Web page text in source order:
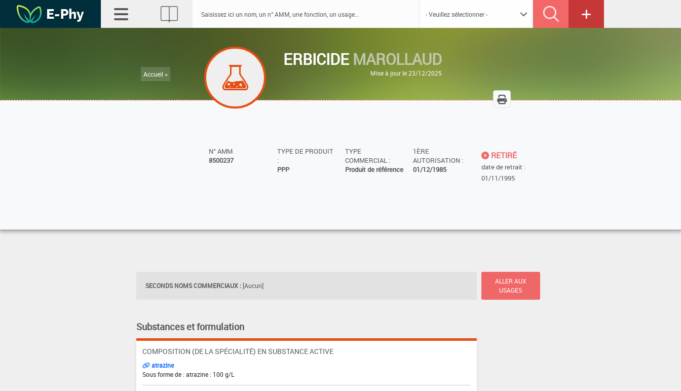
Accueil >
ERBICIDE MAROLLAUD
Mise à jour le 23/12/2025
N° AMM
8500237
TYPE DE PRODUIT
:
PPP
TYPE
COMMERCIAL :
Produit de référence
1ÈRE
AUTORISATION :
01/12/1985
RETIRÉ
date de retrait :
01/11/1995
SECONDS NOMS COMMERCIAUX : [Aucun]
ALLER AUX
USAGES
Substances et formulation
COMPOSITION (DE LA SPÉCIALITÉ) EN SUBSTANCE ACTIVE
atrazine
Sous forme de : atrazine : 100 g/L